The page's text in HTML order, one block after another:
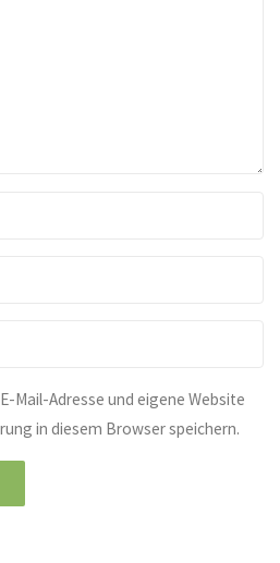
Mail-Adresse und eigene Website
in diesem Browser speichern.